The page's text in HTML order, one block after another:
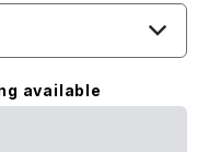
available